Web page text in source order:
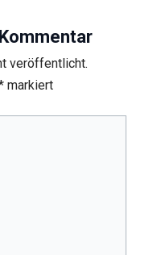
veröffentlicht.
markiert